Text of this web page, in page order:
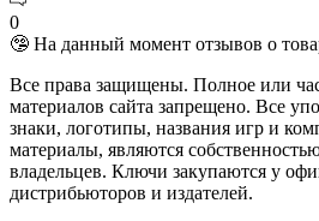
0
🤥 На данный момент отзывов о
Все права защищены. Полное или
материалов сайта запрещено. Все
знаки, логотипы, названия игр и
материалы, являются
владельцев. Ключи закупаются у
дистрибьюторов и издателей.